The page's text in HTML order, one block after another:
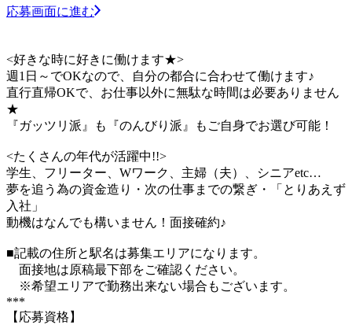
応募画面に進む
<好きな時に好きに働けます★>
週1日～でOKなので、自分の都合に合わせて働けます♪
直行直帰OKで、お仕事以外に無駄な時間は必要ありません
★
『ガッツリ派』も『のんびり派』もご自身でお選び可能！
<たくさんの年代が活躍中!!>
学生、フリーター、Wワーク、主婦（夫）、シニアetc…
夢を追う為の資金造り・次の仕事までの繋ぎ・「とりあえず
入社」
動機はなんでも構いません！面接確約♪
■記載の住所と駅名は募集エリアになります。
面接地は原稿最下部をご確認ください。
※希望エリアで勤務出来ない場合もございます。
***
【応募資格】